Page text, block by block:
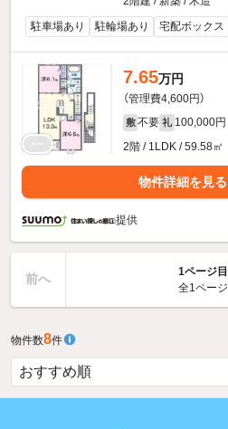
駐車場あり
駐輪場あり 宅配ボックス
7.65万円
（管理費4,600円）
敷 不要 礼 100,000円
2階 / 1LDK / 59.58㎡
物件詳細を見る
提供
前へ
1ページ目
全1ページ
物件数8件